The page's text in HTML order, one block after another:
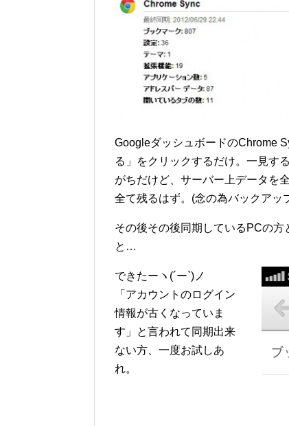
GoogleダッシュボードのChrome
る」をクリックするだけ。一見す
がちだけど、サーバー上データを
全て残るはず。(念の為バックアッ
その後その後同期しているPCの
と…
できたーヽ(´ー`)ノ
「アカウントのログイン
情報が古くなっていま
す」と言われて同期出来
ない方、一度お試しあ
れ。